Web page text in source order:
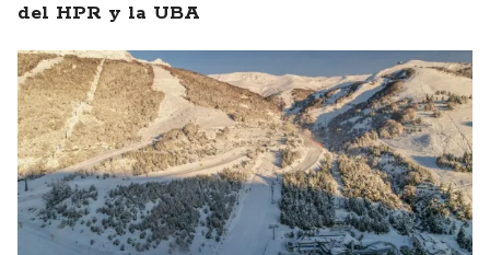
del HPR y la UBA